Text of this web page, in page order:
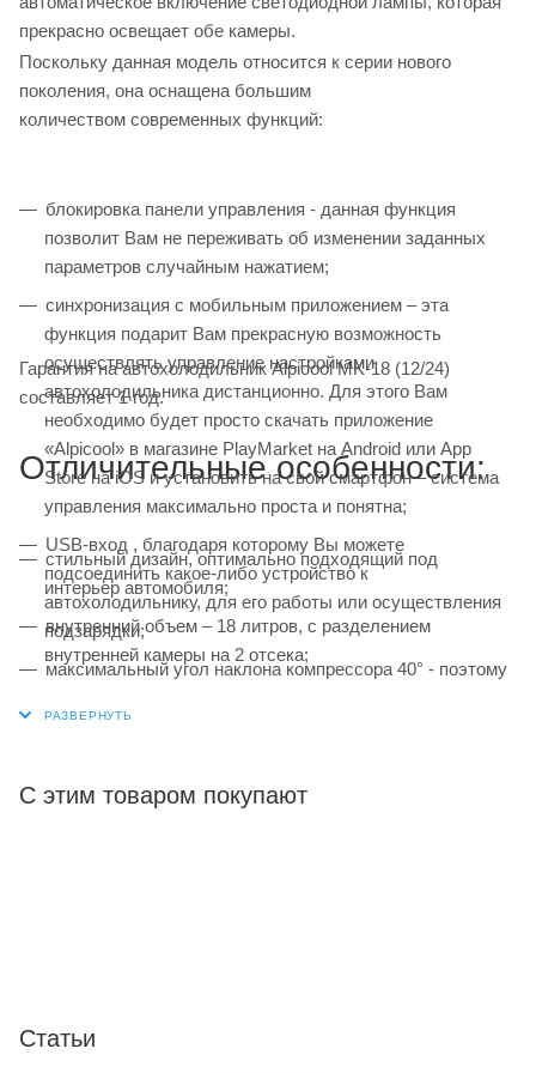
прекрасно освещает обе камеры.
Поскольку данная модель относится к серии нового
поколения, она оснащена большим
количеством современных функций:
блокировка панели управления - данная функция
позволит Вам не переживать об изменении заданных
параметров случайным нажатием;
синхронизация с мобильным приложением – эта
функция подарит Вам прекрасную возможность
осуществлять управление настройками
автохолодильника дистанционно. Для этого Вам
необходимо будет просто скачать приложение
«Alpicool» в магазине PlayMarket на Android или App
Store на iOS и установить на свой смартфон – система
управления максимально проста и понятна;
USB-вход , благодаря которому Вы можете
подсоединить какое-либо устройство к
автохолодильнику, для его работы или осуществления
подзарядки;
максимальный угол наклона компрессора 40° - поэтому
по бездорожью .
Гарантия на автохолодильник Alpicool MK-18 (12/24)
составляет 1 год.
Отличительные особенности:
стильный дизайн, оптимально подходящий под
интерьер автомобиля;
внутренний объем – 18 литров, с разделением
внутренней камеры на 2 отсека;
управление через мобильное приложение;
отображение состояния бортовой сети автомобиля;
С этим товаром покупают
Статьи